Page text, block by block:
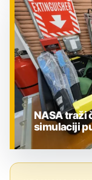
ZNANOST
NASA traži
simulaciji